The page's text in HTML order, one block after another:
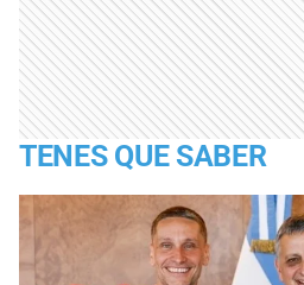
TENES QUE SABER